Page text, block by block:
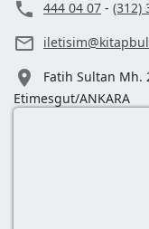
 444 04 07 - (312)


Fatih Sultan Mh.
Etimesgut/ANKARA